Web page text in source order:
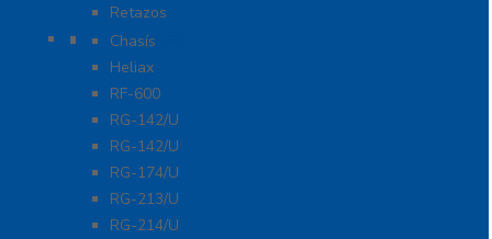
Retazos
Conectores
Chasís
Heliax
RF-600
RG-142/U
RG-142/U
RG-174/U
RG-213/U
RG-214/U